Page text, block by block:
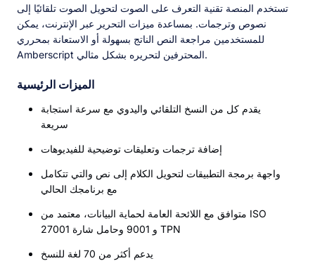
تستخدم المنصة تقنية التعرف على الصوت لتحويل الصوت تلقائيًا إلى
نصوص وترجمات. بمساعدة ميزات التحرير عبر الإنترنت، يمكن
للمستخدمين مراجعة النص الناتج بسهولة أو الاستعانة بمحرري
Amberscript المحترفين لتحريره بشكل مثالي.
الميزات الرئيسية
يقدم كل من النسخ التلقائي واليدوي مع سرعة استجابة
سريعة
إضافة ترجمات وتعليقات توضيحية للفيديوهات
واجهة برمجة التطبيقات لتحويل الكلام إلى نص والتي تتكامل
مع برنامجك الحالي
متوافق مع اللائحة العامة لحماية البيانات، معتمد من ISO
27001 و 9001 وحامل شارة TPN
يدعم أكثر من 70 لغة للنسخ